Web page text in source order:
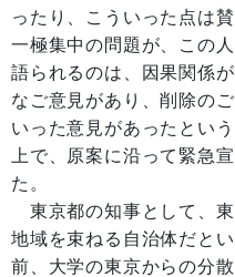
ったり、こういった点は
一極集中の問題が、この
語られるのは、因果関係
なご意見があり、削除の
いった意見があったとい
上で、原案に沿って緊急
た。
東京都の知事として、
地域を束ねる自治体だと
前、大学の東京からの分